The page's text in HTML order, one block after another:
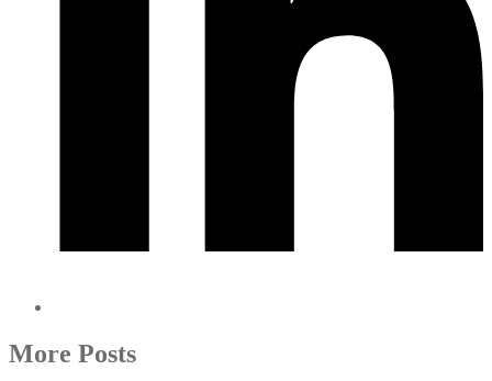
More Posts